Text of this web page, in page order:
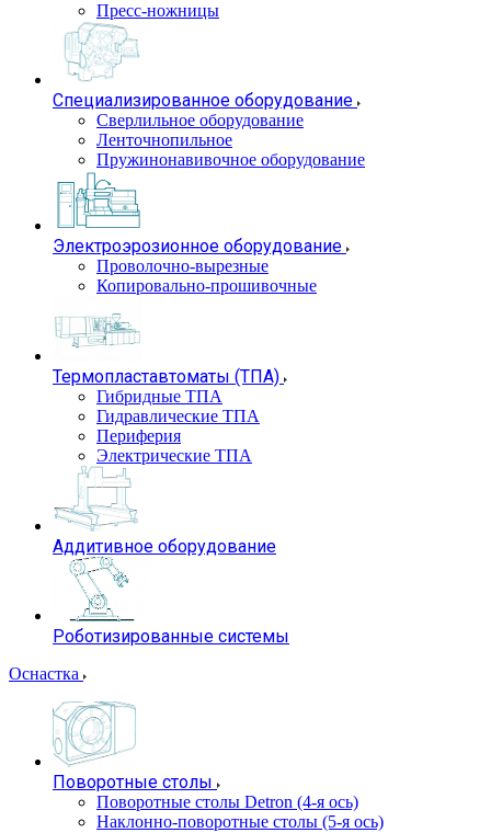
Пресс-ножницы
Специализированное оборудование
Сверлильное оборудование
Ленточнопильное
Пружинонавивочное оборудование
Электроэрозионное оборудование
Проволочно-вырезные
Копировально-прошивочные
Термопластавтоматы (ТПА)
Гибридные ТПА
Гидравлические ТПА
Периферия
Электрические ТПА
Аддитивное оборудование
Роботизированные системы
Оснастка
Поворотные столы
Поворотные столы Detron (4-я ось)
Наклонно-поворотные столы (5-я ось)